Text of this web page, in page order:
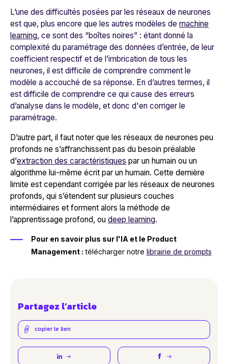
L’une des difficultés posées par les réseaux de neurones
est que, plus encore que les autres modèles de machine
learning, ce sont des “boîtes noires” : étant donné la
complexité du paramétrage des données d’entrée, de leur
coefficient respectif et de l’imbrication de tous les
neurones, il est difficile de comprendre comment le
modèle a accouché de sa réponse. En d’autres termes, il
est difficile de comprendre ce qui cause des erreurs
d’analyse dans le modèle, et donc d'en corriger le
paramétrage.
D’autre part, il faut noter que les réseaux de neurones peu
profonds ne s’affranchissent pas du besoin préalable
d’extraction des caractéristiques par un humain ou un
algorithme lui-même écrit par un humain. Cette dernière
limite est cependant corrigée par les réseaux de neurones
profonds, qui s’étendent sur plusieurs couches
intermédiaires et forment alors la méthode de
l’apprentissage profond, ou deep learning.
Pour en savoir plus sur l'IA et le Product
Management : télécharger notre librairie de prompts
Partagez l’article
copier le lien